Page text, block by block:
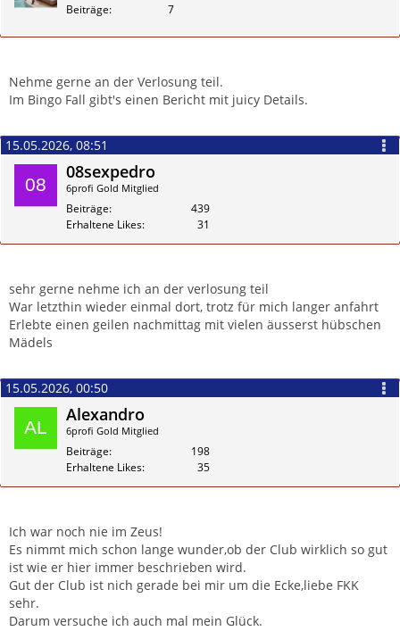
Beiträge 7
Nehme gerne an der Verlosung teil.
Im Bingo Fall gibt's einen Bericht mit juicy Details.
15.05.2026, 08:51
08sexpedro
6profi Gold Mitglied
Beiträge
439
Erhaltene Likes
31
sehr gerne nehme ich an der verlosung teil
War letzthin wieder einmal dort, trotz für mich langer anfahrt
Erlebte einen geilen nachmittag mit vielen äusserst hübschen
Mädels
15.05.2026, 00:50
Alexandro
6profi Gold Mitglied
Beiträge
198
Erhaltene Likes
35
Ich war noch nie im Zeus!
Es nimmt mich schon lange wunder,ob der Club wirklich so gut
ist wie er hier immer beschrieben wird.
Gut der Club ist nich gerade bei mir um die Ecke,liebe FKK
sehr.
Darum versuche ich auch mal mein Glück.